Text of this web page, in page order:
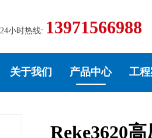
24小时热线: 13971566988
关于我们 产品中心 工程
Reke3620